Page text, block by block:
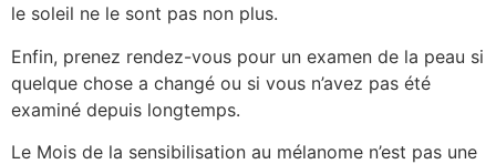
le soleil ne le sont pas non plus.
Enfin, prenez rendez-vous pour un examen de la peau si
quelque chose a changé ou si vous n’avez pas été
examiné depuis longtemps.
Le Mois de la sensibilisation au mélanome n’est pas une